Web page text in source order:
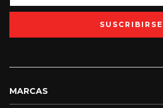
SUSCRIBIRSE
MARCAS